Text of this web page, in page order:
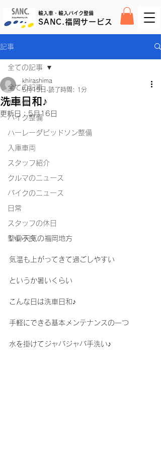
SANC.福岡サービス
輸入車・輸入バイク整備
記事
全ての記事
車整備
バイク整備
ハーレーダビッドソン整備
入庫車両
スタッフ紹介
クルマのニュース
バイクのニュース
日常
スタッフの休日
整備不良
全ての記事
洗車日和♪
khirashima
5月15日 読了時間: 1分
更新日： 5月16日
いい天気の福岡地方
気温も上がってきて過ごしやすい
というか暑いくらい
こんな日は洗車日和♪
手軽にできる基本メンテナンスの一つ
水を掛けてジャバジャバ手洗い♪